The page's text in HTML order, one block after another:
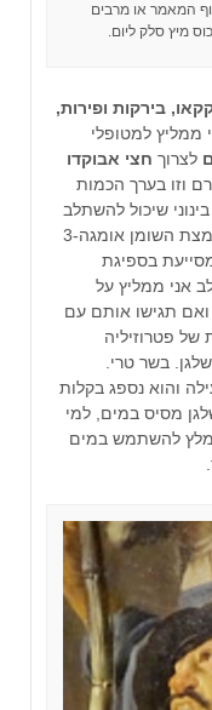
המאמר או מרבים
מיץ סלק ליום.
בירקות ופירות,
ממליץ למטופלי
לצרוך חצי אבוקדו
מכיל 440 מ"ג אשלגן ל־100 גרם וזו בערך הכמות
שיכול להשתלב
נהדר בסלט. כמו כן, האבוקדו עשיר בחומצת השומן אומגה-3
בספיגת
אני ממליץ על
ואם תגישו אותם עם
של פטרוזיליה
בשר טרי.
והוא נספג בקלות
מסיס במים, למי
להשתמש במים